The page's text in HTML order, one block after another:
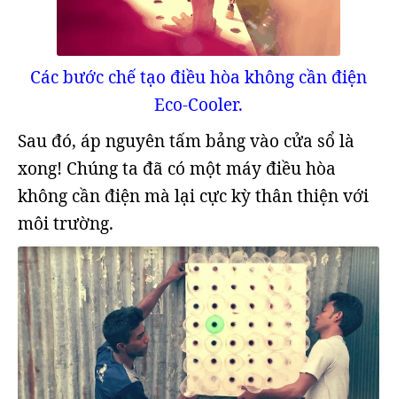
Các bước chế tạo điều hòa không cần điện
Eco-Cooler.
Sau đó, áp nguyên tấm bảng vào cửa sổ là
xong! Chúng ta đã có một máy điều hòa
không cần điện mà lại cực kỳ thân thiện với
môi trường.